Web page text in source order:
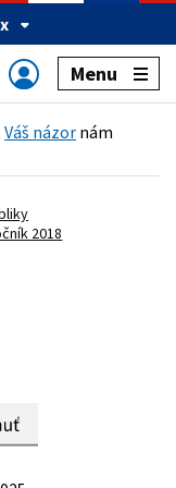
Menu
Váš názor nám
2018